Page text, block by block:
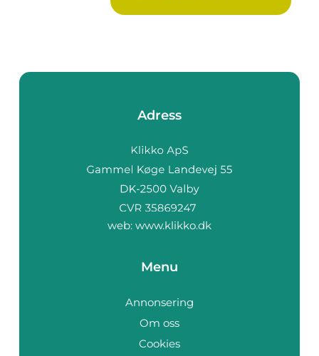
Adress
web: www.klikko.dk
Menu
Annonsering
Om oss
Cookies